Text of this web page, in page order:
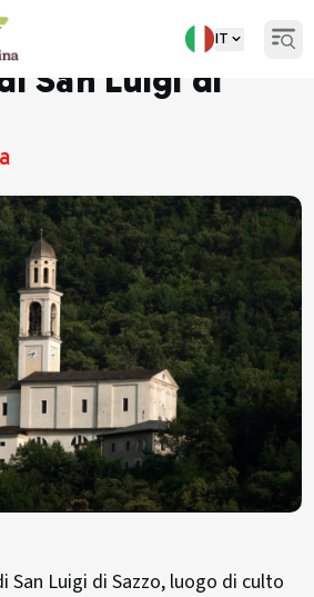
IT
San Luigi di
San Luigi di Sazzo, luogo di culto